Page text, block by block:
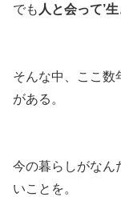
でも 人と会って’
そんな中、ここ数
がある。
今の暮らしがなん
いことを。